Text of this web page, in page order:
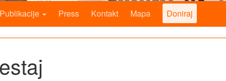
Publikacije Press Kontakt Mapa Doniraj